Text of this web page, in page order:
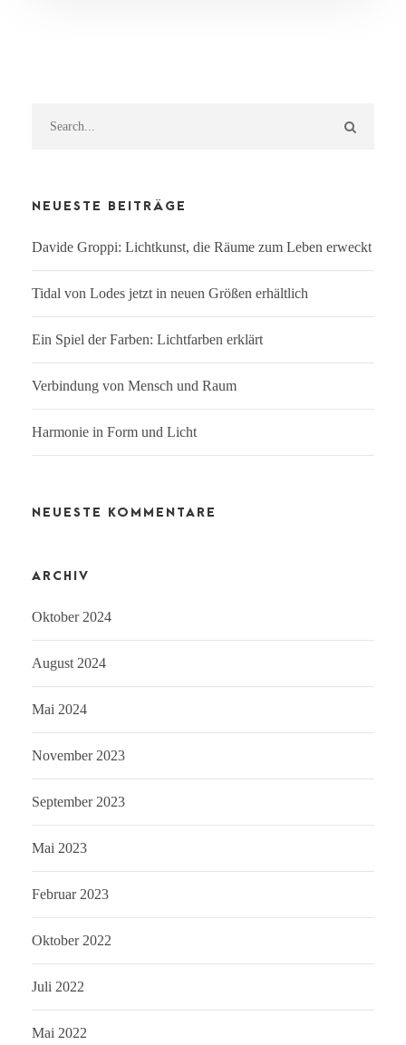
NEUESTE BEITRÄGE
Davide Groppi: Lichtkunst, die Räume zum Leben erweckt
Tidal von Lodes jetzt in neuen Größen erhältlich
Ein Spiel der Farben: Lichtfarben erklärt
Verbindung von Mensch und Raum
Harmonie in Form und Licht
NEUESTE KOMMENTARE
ARCHIV
Oktober 2024
August 2024
Mai 2024
November 2023
September 2023
Mai 2023
Februar 2023
Oktober 2022
Juli 2022
Mai 2022